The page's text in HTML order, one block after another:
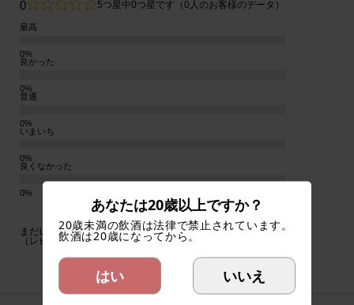
0 5つ星中0つ星です（0人のお客様のデータ）
最高
良かった
普通
いまいち
良くなかった
まだレビューがありません。ぜひ最初のご感想をお聞かせください。
（レビューの投稿は会員ログインが必要です）
あなたは20歳以上ですか？
20歳未満の飲酒は法律で禁止されています。
飲酒は20歳になってから。
はい いいえ